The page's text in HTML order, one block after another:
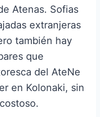
Atenas. Sofias
extranjeras
también hay
que
del AteNe
en Kolonaki, sin